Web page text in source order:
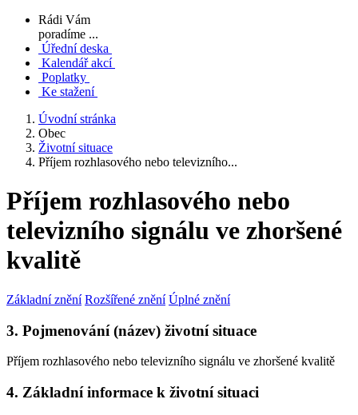
Rádi Vám
poradíme ...
Úřední deska
Kalendář akcí
Poplatky
Ke stažení
Úvodní stránka
Obec
Životní situace
Příjem rozhlasového nebo televizního...
Příjem rozhlasového nebo
televizního signálu ve zhoršené
kvalitě
Základní znění Rozšířené znění Úplné znění
3. Pojmenování (název) životní situace
Příjem rozhlasového nebo televizního signálu ve zhoršené kvalitě
4. Základní informace k životní situaci